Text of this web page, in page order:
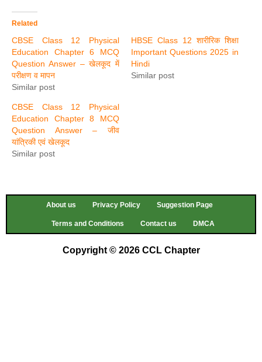
Related
CBSE Class 12 Physical
Education Chapter 6 MCQ
Question Answer – खेलकूद में
परीक्षण व मापन
Similar post
HBSE Class 12 शारीरिक शिक्षा
Important Questions 2025 in
Hindi
Similar post
CBSE Class 12 Physical
Education Chapter 8 MCQ
Question Answer – जीव
यांत्रिकी एवं खेलकूद
Similar post
About us Privacy Policy Suggestion Page
Terms and Conditions Contact us DMCA
Copyright © 2026 CCL Chapter